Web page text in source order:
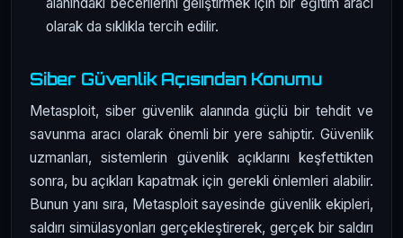
olarak da sıklıkla tercih edilir.
Siber Güvenlik Açısından Konumu
Metasploit, siber güvenlik alanında güçlü bir tehdit ve
savunma aracı olarak önemli bir yere sahiptir. Güvenlik
uzmanları, sistemlerin güvenlik açıklarını keşfettikten
sonra, bu açıkları kapatmak için gerekli önlemleri alabilir.
Bunun yanı sıra, Metasploit sayesinde güvenlik ekipleri,
saldırı simülasyonları gerçekleştirerek, gerçek bir saldırı